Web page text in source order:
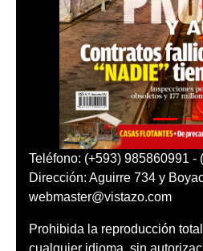
Teléfono: (+593) 985860991 -
Dirección: Aguirre 734 y
webmaster@vistazo.com
Prohibida la reproducción
cualquier idioma, sin